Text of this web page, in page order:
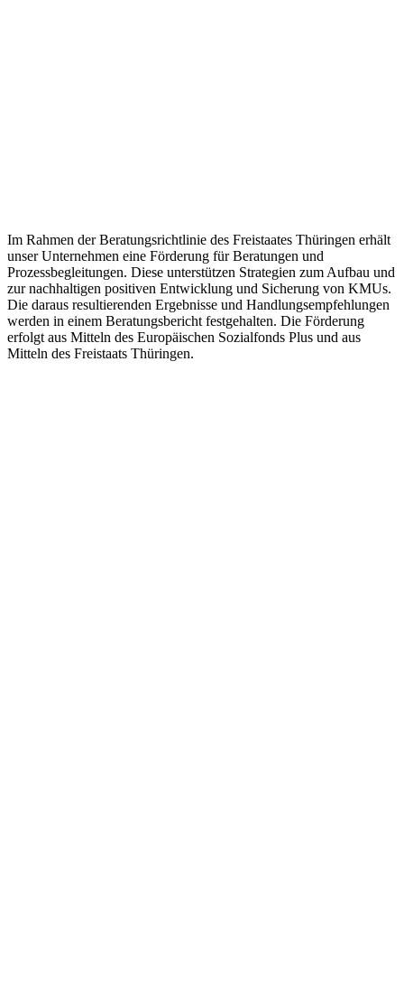
Im Rahmen der Beratungsrichtlinie des Freistaates Thüringen erhält
unser Unternehmen eine Förderung für Beratungen und
Prozessbegleitungen. Diese unterstützen Strategien zum Aufbau und
zur nachhaltigen positiven Entwicklung und Sicherung von KMUs.
Die daraus resultierenden Ergebnisse und Handlungsempfehlungen
werden in einem Beratungsbericht festgehalten. Die Förderung
erfolgt aus Mitteln des Europäischen Sozialfonds Plus und aus
Mitteln des Freistaats Thüringen.